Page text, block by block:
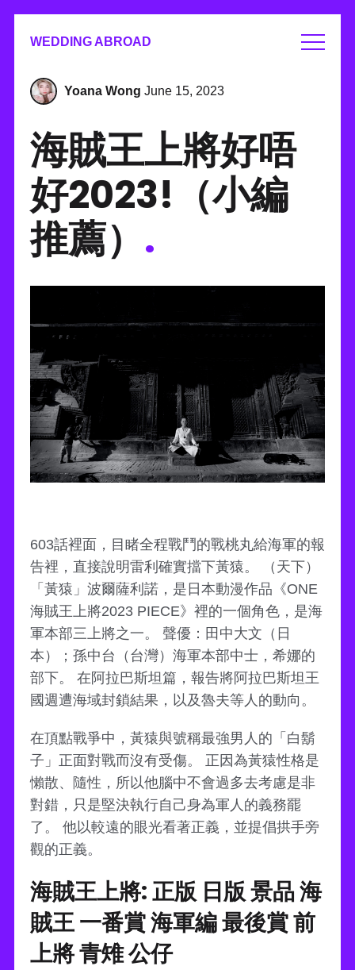
WEDDING ABROAD
Yoana Wong June 15, 2023
海賊王上將好唔
好2023!（小編
推薦） .
603話裡面，目睹全程戰鬥的戰桃丸給海軍的報
告裡，直接說明雷利確實擋下黃猿。 （天下）
「黃猿」波爾薩利諾，是日本動漫作品《ONE
海賊王上將2023 PIECE》裡的一個角色，是海
軍本部三上將之一。 聲優：田中大文（日
本）；孫中台（台灣）海軍本部中士，希娜的
部下。 在阿拉巴斯坦篇，報告將阿拉巴斯坦王
國週遭海域封鎖結果，以及魯夫等人的動向。
在頂點戰爭中，黃猿與號稱最強男人的「白鬍
子」正面對戰而沒有受傷。 正因為黃猿性格是
懶散、隨性，所以他腦中不會過多去考慮是​​非
對錯，只是堅決執行自己身為軍人的義務罷
了。 他以較遠的眼光看著正義，並提倡拱手旁
觀的正義。
海賊王上將: 正版 日版 景品 海
賊王 一番賞 海軍編 最後賞 前
上將 青雉 公仔